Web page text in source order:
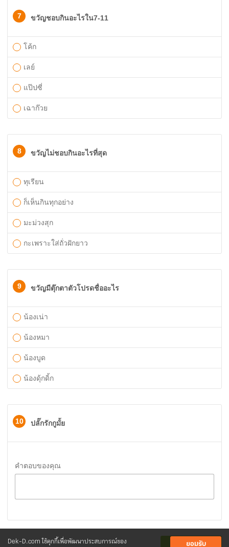
Dek-D.com ใช้คุกกี้เพื่อพัฒนาประสบการณ์ของ
ยอมรับ
7 ขวัญชอบกินอะไรใน7-11
โค้ก
เลย์
แป๊ปซี่
เฉาก๊วย
8 ขวัญไม่ชอบกินอะไรที่สุด
ทุเรียน
ก็เห็นกินทุกอย่าง
มะม่วงสุก
กะเพราะใส่ถั่วฝักยาว
9 ขวัญมีตุ๊กตาตัวโปรดชื่ออะไร
น้องเน่า
น้องหมา
น้องบูด
น้องดุ้กดิ้ก
10 ปลั๊กรักกูมั้ย
คำตอบของคุณ
ส่งคำตอบ